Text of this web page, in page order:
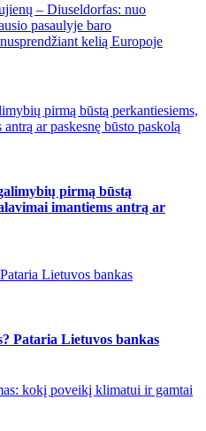
– Diuseldorfas: nuo
pasaulyje baro
kelią Europoje
pirmą būstą perkantiesiems,
ar paskesnę būsto paskolą
pirmą būstą
imantiems antrą ar
Lietuvos bankas
Pataria Lietuvos bankas
kokį poveikį klimatui ir gamtai